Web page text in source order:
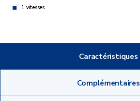
1 vitesses
Caractéristiques
Complémentaires